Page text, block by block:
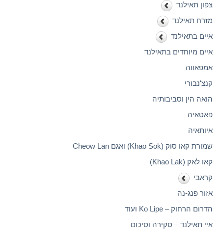
צפון תאילנד
מזרח תאילנד
איים בתאילנד
איים מיוחדים בתאילנד
אמפאווה
קנצ'נבורי
הואה הין וסביבותיה
פאטאיה
איותאיה
שמורת קאו סוק (Khao Sok) ואגם Cheow Lan
קאו לאק (Khao Lak)
קראבי
אזור פנג-נה
הדרום הרחוק – Ko Lipe ועוד
איי תאילנד – סקירה וסיכום